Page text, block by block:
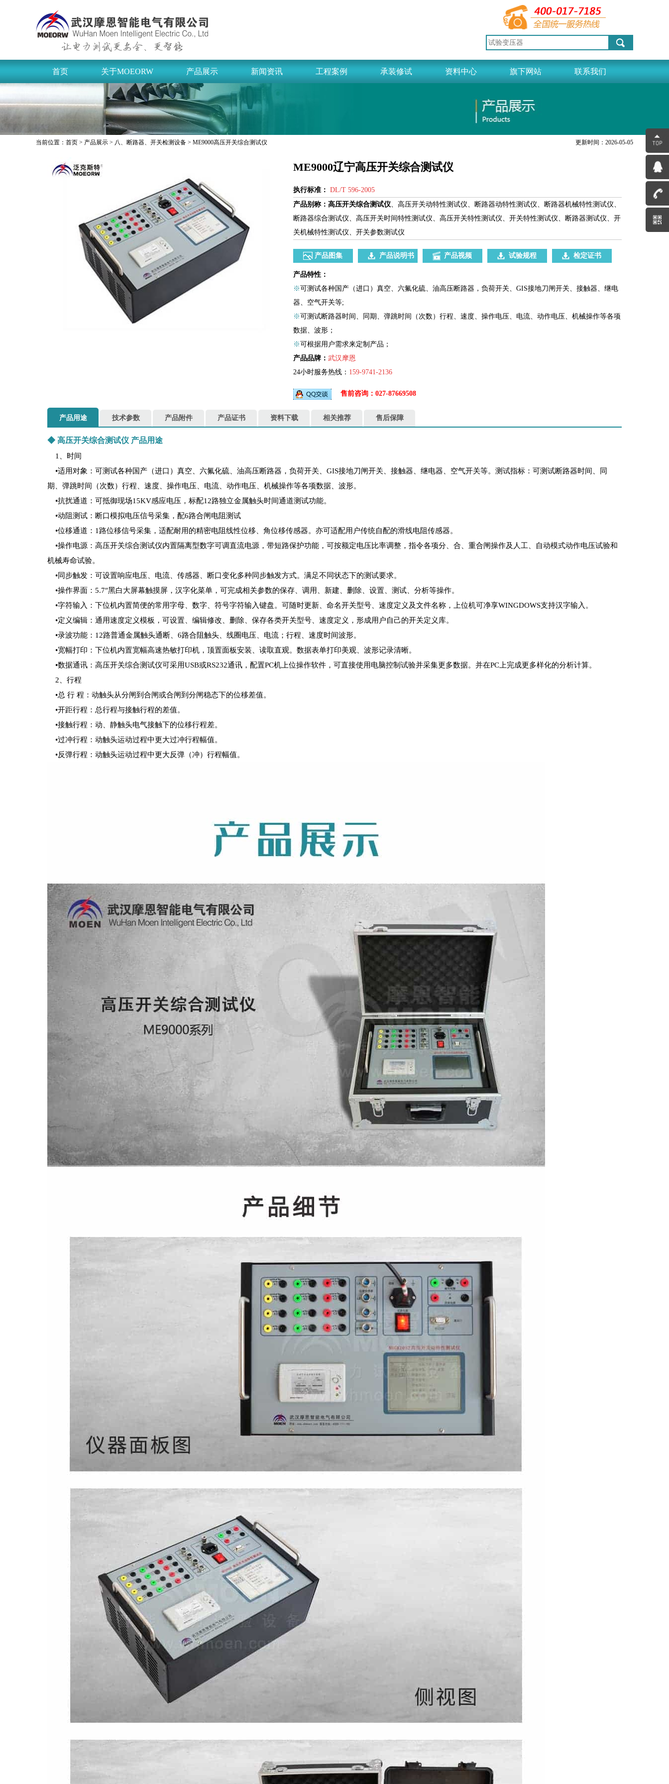
首页 关于MOEORW 产品展示 新闻资讯 工程案例 承装修试 资料中心 旗下网站 联系我们
当前位置： 首页 > 产品展示 > 八、断路器、开关检测设备 > ME9000高压开关综合测试仪 更新时间：2026-05-05
ME9000辽宁高压开关综合测试仪
执行标准： DL/T 596-2005
产品别称： 高压开关综合测试仪、高压开关动特性测试仪、断路器动特性测试仪、断路器机械特性测试仪、
断路器综合测试仪、高压开关时间特性测试仪、高压开关特性测试仪、开关特性测试仪、断路器测试仪、开
关机械特性测试仪、开关参数测试仪
产品图集 产品说明书 产品视频 试验规程 检定证书
产品特性：
※可测试各种国产（进口）真空、六氟化硫、油高压断路器，负荷开关、GIS接地刀闸开关、接触器、继电
器、空气开关等;
※可测试断路器时间、同期、弹跳时间（次数）行程、速度、操作电压、电流、动作电压、机械操作等各项
数据、波形；
※可根据用户需求来定制产品；
产品品牌： 武汉摩恩
24小时服务热线： 159-9741-2136
售前咨询：027-87669508
产品用途 技术参数 产品附件 产品证书 资料下载 相关推荐 售后保障
◆ 高压开关综合测试仪 产品用途
1、时间
•适用对象：可测试各种国产（进口）真空、六氟化硫、油高压断路器，负荷开关、GIS接地刀闸开关、接触器、继电器、空气开关等。测试指标：可测试断路器时间、同
期、弹跳时间（次数）行程、速度、操作电压、电流、动作电压、机械操作等各项数据、波形。
•抗扰通道：可抵御现场15KV感应电压，标配12路独立金属触头时间通道测试功能。
•动阻测试：断口模拟电压信号采集，配6路合闸电阻测试
•位移通道：1路位移信号采集，适配耐用的精密电阻线性位移、角位移传感器。亦可适配用户传统自配的滑线电阻传感器。
•操作电源：高压开关综合测试仪内置隔离型数字可调直流电源，带短路保护功能，可按额定电压比率调整，指令各项分、合、重合闸操作及人工、自动模式动作电压试验和
机械寿命试验。
•同步触发：可设置响应电压、电流、传感器、断口变化多种同步触发方式。满足不同状态下的测试要求。
•操作界面：5.7″黑白大屏幕触摸屏，汉字化菜单，可完成相关参数的保存、调用、新建、删除、设置、测试、分析等操作。
•字符输入：下位机内置简便的常用字母、数字、符号字符输入键盘。可随时更新、命名开关型号、速度定义及文件名称，上位机可净享WINGDOWS支持汉字输入。
•定义编辑：通用速度定义模板，可设置、编辑修改、删除、保存各类开关型号、速度定义，形成用户自己的开关定义库。
•录波功能：12路普通金属触头通断、6路合阻触头、线圈电压、电流；行程、速度时间波形。
•宽幅打印：下位机内置宽幅高速热敏打印机，顶置面板安装、读取直观。数据表单打印美观、波形记录清晰。
•数据通讯：高压开关综合测试仪可采用USB或RS232通讯，配置PC机上位操作软件，可直接使用电脑控制试验并采集更多数据。并在PC上完成更多样化的分析计算。
2、行程
•总 行 程：动触头从分闸到合闸或合闸到分闸稳态下的位移差值。
•开距行程：总行程与接触行程的差值。
•接触行程：动、静触头电气接触下的位移行程差。
•过冲行程：动触头运动过程中更大过冲行程幅值。
•反弹行程：动触头运动过程中更大反弹（冲）行程幅值。